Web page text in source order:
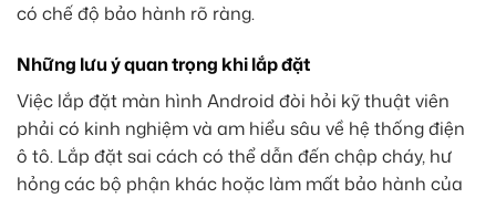
có chế độ bảo hành rõ ràng.
Những lưu ý quan trọng khi lắp đặt
Việc lắp đặt màn hình Android đòi hỏi kỹ thuật viên
phải có kinh nghiệm và am hiểu sâu về hệ thống điện
ô tô. Lắp đặt sai cách có thể dẫn đến chập cháy, hư
hỏng các bộ phận khác hoặc làm mất bảo hành của